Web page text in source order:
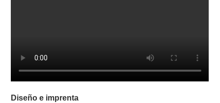
Diseño e imprenta